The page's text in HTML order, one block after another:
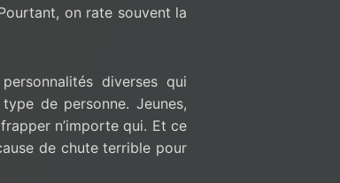
on rate souvent la
diverses qui
de personne. Jeunes,
n’importe qui. Et ce
de chute terrible pour